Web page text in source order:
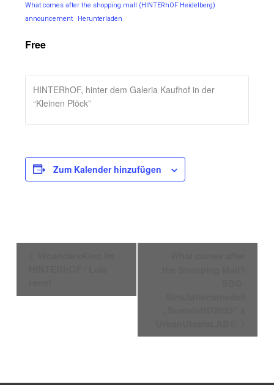
What comes after the shopping mall (HINTERhOF Heidelberg)
announcement
Herunterladen
Free
HINTERhOF, hinter dem Galeria Kaufhof in der
“Kleinen Plöck”
Zum Kalender hinzufügen